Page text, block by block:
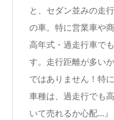
と、セダン並みの走
の車。特に営業車や
高年式・過走行車で
す。走行距離が多い
ではありません！特
車種は、過走行でも
いて売れるか心配…